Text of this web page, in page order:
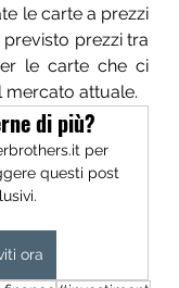
le carte a prezzi
prezzi tra
le carte che ci
mercato attuale.
di più?
per
questi post
ora